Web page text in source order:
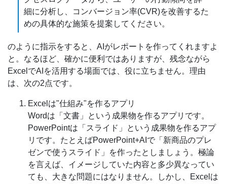
細に分析し、コンバージョン率(CVR)を改善するた
めの具体的な施策を提案してください。
のように指示をすると、AIがレポートを作ってくれますよ
と。なるほど、確かに便利ではありますが、残念ながら
ExcelでAIを活用する場面では、役に立ちません。理由
は、次の2点です。
Excelは"仕組み"を作るアプリ
Wordは「文書」という成果物を作るアプリです。
PowerPointは「スライド」という成果物を作るアプ
リです。たとえばPowerPoint+AIで「新商品のプレ
ゼンで使うスライド」を作ったとしましょう。極論
を言えば、イメージしていた内容と多少異なってい
ても、大きな問題にはなりません。しかし、Excelは